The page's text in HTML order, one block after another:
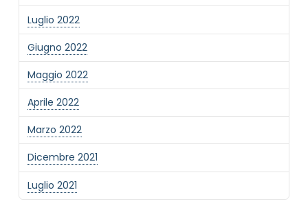
Luglio 2022
Giugno 2022
Maggio 2022
Aprile 2022
Marzo 2022
Dicembre 2021
Luglio 2021